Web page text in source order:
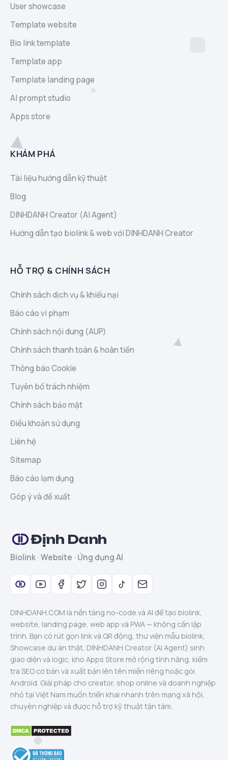
User showcase
Template website
Bio link template
Template app
Template landing page
AI prompt studio
Apps store
KHÁM PHÁ
Tài liệu hướng dẫn kỹ thuật
Blog
DINHDANH Creator (AI Agent)
Hướng dẫn tạo biolink & web với DINHDANH Creator
HỖ TRỢ & CHÍNH SÁCH
Chính sách dịch vụ & khiếu nại
Báo cáo vi phạm
Chính sách nội dung (AUP)
Chính sách thanh toán & hoàn tiền
Thông báo Cookie
Tuyên bố trách nhiệm
Chính sách bảo mật
Điều khoản sử dụng
Liên hệ
Sitemap
Báo cáo lạm dụng
Góp ý và đề xuất
Định Danh
Biolink · Website · Ứng dụng AI
DINHDANH.COM là nền tảng no-code và AI để tạo biolink,
website, landing page, web app và PWA — không cần lập
trình. Bạn có rút gọn link và QR động, thư viện mẫu biolink,
Showcase dự án thật, DINHDANH Creator (AI Agent) sinh
giao diện và logic, kho Apps Store mở rộng tính năng, kiểm
tra SEO cơ bản và xuất bản lên tên miền riêng hoặc gói
Android. Giải pháp cho creator, shop online và doanh nghiệp
nhỏ tại Việt Nam muốn triển khai nhanh trên mạng xã hội,
chuyên nghiệp và được hỗ trợ kỹ thuật tận tâm.